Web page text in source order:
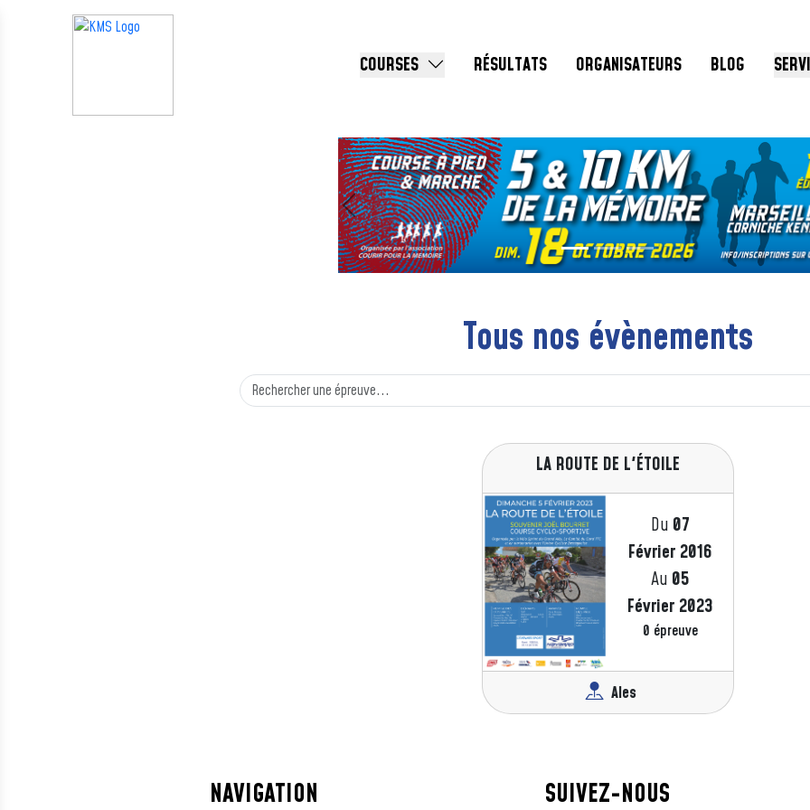
COURSES RÉSULTATS ORGANISATEURS BLOG
Précédent
Tous nos évènements
LA ROUTE DE L'ÉTOILE
Du 07
Février 2016
Au 05
Février 2023
0 épreuve
Ales
NAVIGATION SUIVEZ-NOUS
Panneau de gestion des cookies